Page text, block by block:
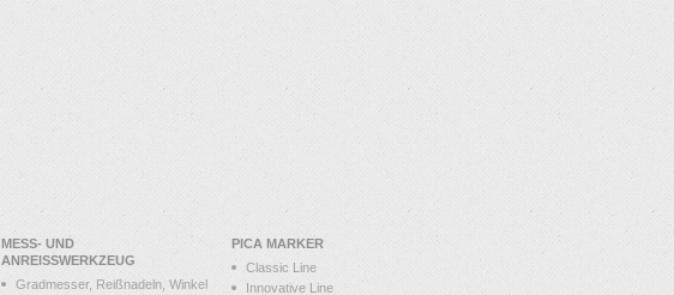
MESS- UND
ANREISSWERKZEUG
Gradmesser, Reißnadeln, Winkel
PICA MARKER
Classic Line
Innovative Line